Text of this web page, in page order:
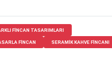
FINCAN TASARIMLARI
FINCAN SERAMIK KAHVE FINCANI